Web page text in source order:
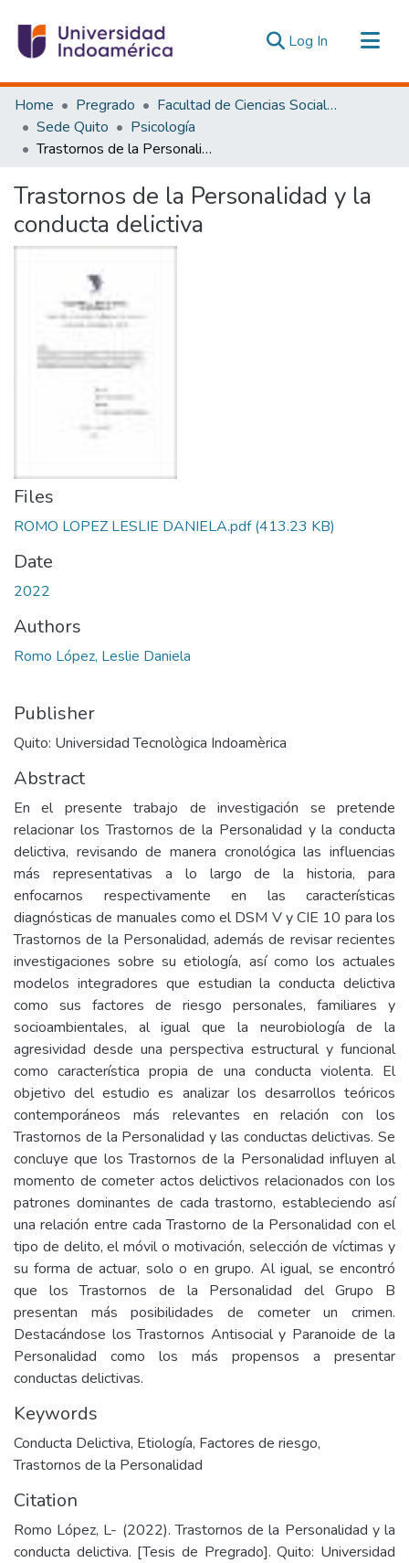
Log In (current)
Communities & Collections
All of DSpace
Statistics
Home Pregrado
Facultad de Ciencias Sociales y Humanas
Sede Quito
Psicología
Trastornos de la Personalidad y la conducta delictiva
Trastornos de la Personalidad y la
conducta delictiva
Files
ROMO LOPEZ LESLIE DANIELA.pdf(413.23 KB)
Date
2022
Authors
Romo López, Leslie Daniela
Publisher
Quito: Universidad Tecnològica Indoamèrica
Abstract
En el presente trabajo de investigación se pretende
relacionar los Trastornos de la Personalidad y la conducta
delictiva, revisando de manera cronológica las influencias
más representativas a lo largo de la historia, para
enfocarnos respectivamente en las características
diagnósticas de manuales como el DSM V y CIE 10 para los
Trastornos de la Personalidad, además de revisar recientes
investigaciones sobre su etiología, así como los actuales
modelos integradores que estudian la conducta delictiva
como sus factores de riesgo personales, familiares y
socioambientales, al igual que la neurobiología de la
agresividad desde una perspectiva estructural y funcional
como característica propia de una conducta violenta. El
objetivo del estudio es analizar los desarrollos teóricos
contemporáneos más relevantes en relación con los
Trastornos de la Personalidad y las conductas delictivas. Se
concluye que los Trastornos de la Personalidad influyen al
momento de cometer actos delictivos relacionados con los
patrones dominantes de cada trastorno, estableciendo así
una relación entre cada Trastorno de la Personalidad con el
tipo de delito, el móvil o motivación, selección de víctimas y
su forma de actuar, solo o en grupo. Al igual, se encontró
que los Trastornos de la Personalidad del Grupo B
presentan más posibilidades de cometer un crimen.
Destacándose los Trastornos Antisocial y Paranoide de la
Personalidad como los más propensos a presentar
conductas delictivas.
Keywords
Conducta Delictiva, Etiología, Factores de riesgo,
Trastornos de la Personalidad
Citation
Romo López, L- (2022). Trastornos de la Personalidad y la
conducta delictiva. [Tesis de Pregrado]. Quito: Universidad